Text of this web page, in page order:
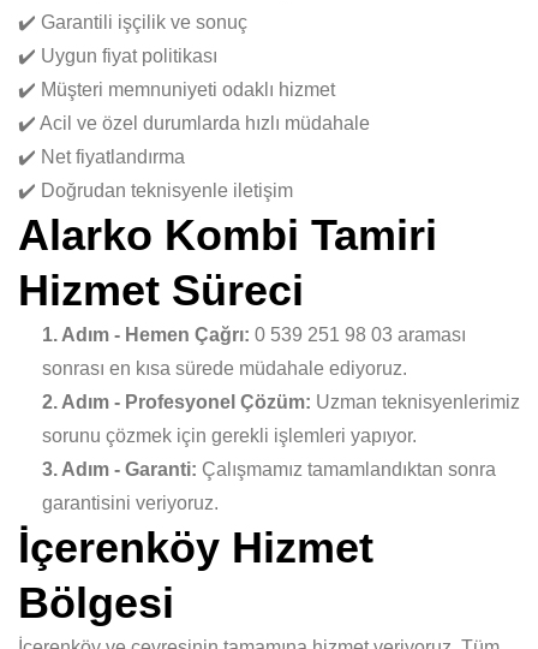
✔️ Garantili işçilik ve sonuç
✔️ Uygun fiyat politikası
✔️ Müşteri memnuniyeti odaklı hizmet
✔️ Acil ve özel durumlarda hızlı müdahale
✔️ Net fiyatlandırma
✔️ Doğrudan teknisyenle iletişim
Alarko Kombi Tamiri
Hizmet Süreci
1. Adım - Hemen Çağrı: 0 539 251 98 03 araması
sonrası en kısa sürede müdahale ediyoruz.
2. Adım - Profesyonel Çözüm: Uzman teknisyenlerimiz
sorunu çözmek için gerekli işlemleri yapıyor.
3. Adım - Garanti: Çalışmamız tamamlandıktan sonra
garantisini veriyoruz.
İçerenköy Hizmet
Bölgesi